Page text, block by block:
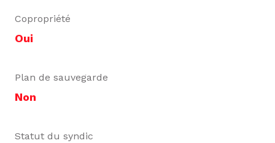
Copropriété
Oui
Plan de sauvegarde
Non
Statut du syndic